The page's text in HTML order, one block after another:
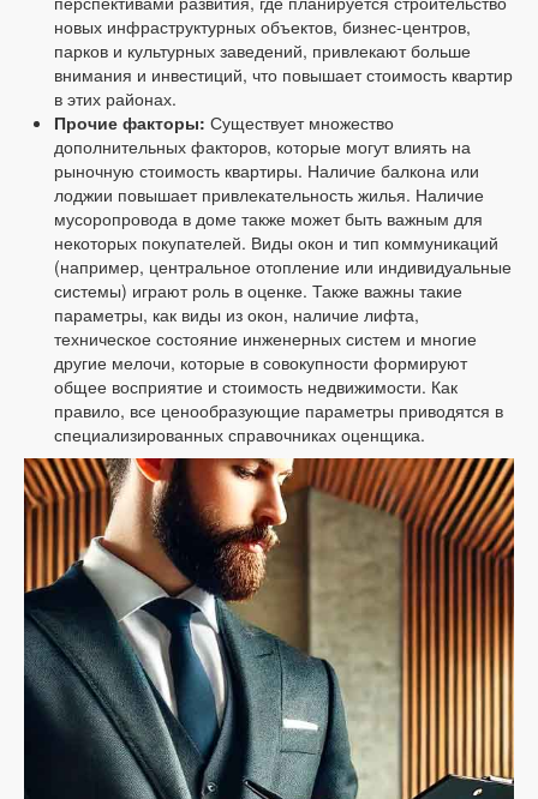
новых инфраструктурных объектов, бизнес-центров,
парков и культурных заведений, привлекают больше
внимания и инвестиций, что повышает стоимость квартир
в этих районах.
Прочие факторы: Существует множество
дополнительных факторов, которые могут влиять на
рыночную стоимость квартиры. Наличие балкона или
лоджии повышает привлекательность жилья. Наличие
мусоропровода в доме также может быть важным для
некоторых покупателей. Виды окон и тип коммуникаций
(например, центральное отопление или индивидуальные
системы) играют роль в оценке. Также важны такие
параметры, как виды из окон, наличие лифта,
техническое состояние инженерных систем и многие
другие мелочи, которые в совокупности формируют
общее восприятие и стоимость недвижимости. Как
правило, все ценообразующие параметры приводятся в
специализированных справочниках оценщика.